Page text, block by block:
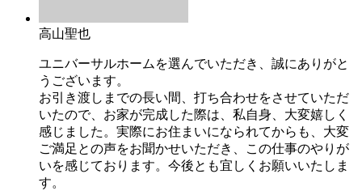
高山聖也
ユニバーサルホームを選んでいただき、誠にありがと
うございます。
お引き渡しまでの長い間、打ち合わせをさせていただ
いたので、お家が完成した際は、私自身、大変嬉しく
感じました。実際にお住まいになられてからも、大変
ご満足との声をお聞かせいただき、この仕事のやりが
いを感じております。今後とも宜しくお願いいたしま
す。